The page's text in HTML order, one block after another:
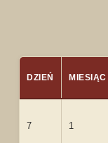
DZIEŃ MIESIĄC
7 1